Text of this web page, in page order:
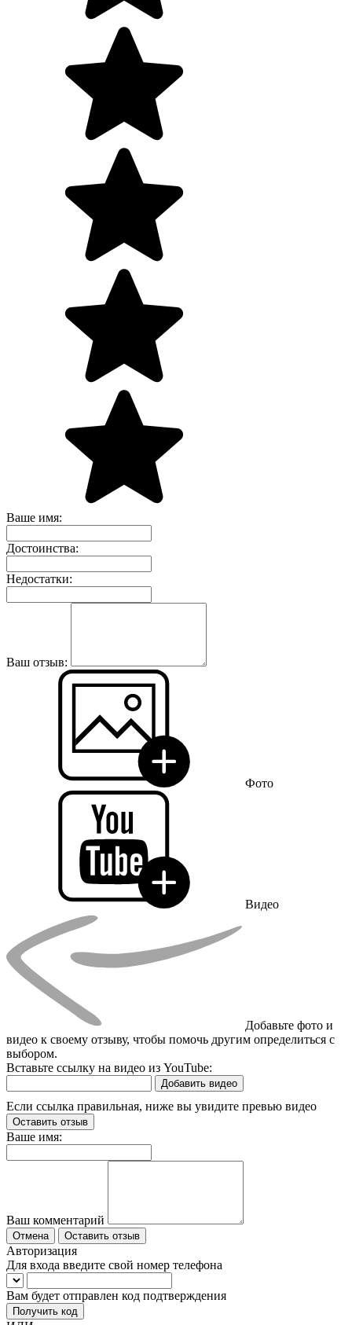
Ваше имя:
Достоинства:
Недостатки:
Ваш отзыв:
Фото
Видео
Добавьте фото и
видео к своему отзыву, чтобы помочь другим определиться с
выбором.
Вставьте ссылку на видео из YouTube:
Добавить видео
Если ссылка правильная, ниже вы увидите превью видео
Оставить отзыв
Ваше имя:
Ваш комментарий
Отмена Оставить отзыв
Авторизация
Для входа введите свой номер телефона
Вам будет отправлен код подтверждения
Получить код